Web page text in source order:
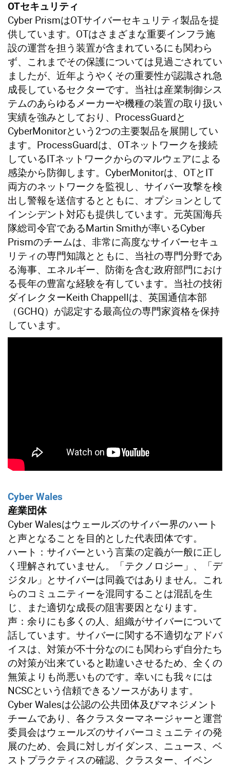
OTセキュリティ
Cyber PrismはOTサイバーセキュリティ製品を提
供しています。OTはさまざまな重要インフラ施
設の運営を担う装置が含まれているにも関わら
ず、これまでその保護については見過ごされてい
ましたが、近年ようやくその重要性が認識され急
成長しているセクターです。当社は産業制御シス
テムのあらゆるメーカーや機種の装置の取り扱い
実績を強みとしており、ProcessGuardと
CyberMonitorという2つの主要製品を展開してい
ます。ProcessGuardは、OTネットワークを接続
しているITネットワークからのマルウェアによる
感染から防御します。CyberMonitorは、OTとIT
両方のネットワークを監視し、サイバー攻撃を検
出し警報を送信するとともに、オプションとして
インシデント対応も提供しています。元英国海兵
隊総司令官であるMartin Smithが率いるCyber
Prismのチームは、非常に高度なサイバーセキュ
リティの専門知識とともに、当社の専門分野であ
る海事、エネルギー、防衛を含む政府部門におけ
る長年の豊富な経験を有しています。当社の技術
ダイレクターKeith Chappellは、英国通信本部
（GCHQ）が認定する最高位の専門家資格を保持
しています。
Cyber Wales
産業団体
Cyber Walesはウェールズのサイバー界のハート
と声となることを目的とした代表団体です。
ハート：サイバーという言葉の定義が一般に正し
く理解されていません。「テクノロジー」、「デ
ジタル」とサイバーは同義ではありません。これ
らのコミュニティーを混同することは混乱を生
じ、また適切な成長の阻害要因となります。
声：余りにも多くの人、組織がサイバーについて
話しています。サイバーに関する不適切なアドバ
イスは、対策が不十分なのにも関わらず自分たち
の対策が出来ていると勘違いさせるため、全くの
無策よりも尚悪いものです。幸いにも我々には
NCSCという信頼できるソースがあります。
Cyber Walesは公認の公共団体及びマネジメント
チームであり、各クラスターマネージャーと運営
委員会はウェールズのサイバーコミュニティの発
展のため、会員に対しガイダンス、ニュース、ベ
ストプラクティスの確認、クラスター、イベン